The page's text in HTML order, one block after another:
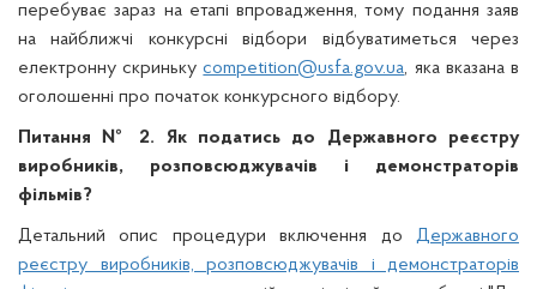
перебуває зараз на етапі впровадження, тому подання заяв
на найближчі конкурсні відбори відбуватиметься через
електронну скринькуcompetition@usfa.gov.ua, яка вказана в
оголошенні про початок конкурсного відбору.
Питання № 2. Як податись до Державного реєстру
виробників, розповсюджувачів і демонстраторів
фільмів?
Детальний опис процедури включення до Державного
реєстру виробників, розповсюджувачів і демонстраторів